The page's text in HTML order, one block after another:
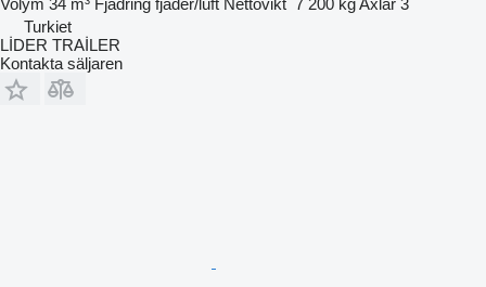
Volym 34 m³ Fjädring fjäder/luft Nettovikt 7 200 kgAxlar 3
Turkiet
LİDER TRAİLER
Kontakta säljaren